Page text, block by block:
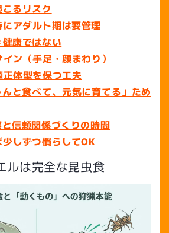
るリスク
アダルト期は要管理
康ではない
ン（手足・顔まわり）
体型を保つ工夫
と食べて、元気に育てる」ため
信頼関係づくりの時間
しずつ慣らしてOK
ルは完全な昆虫食